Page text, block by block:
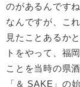
のがあるんです
なんですが、こ
見たことあるか
トをやって、福
ことを当時の県
「＆ SAKE」の